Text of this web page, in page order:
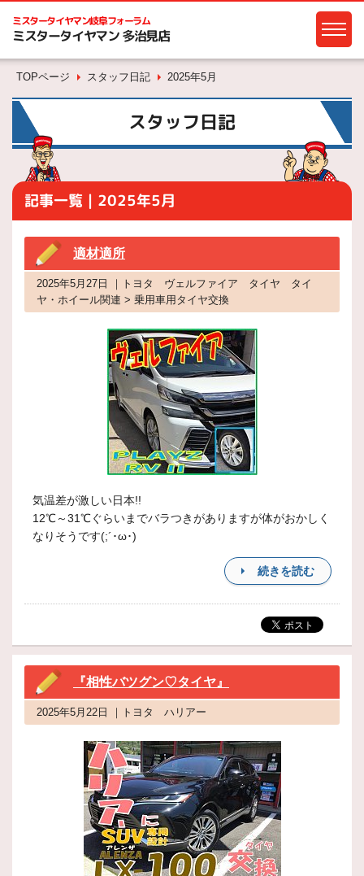
ミスタータイヤマン岐阜フォーラム
ミスタータイヤマン 多治見店
TOPページ スタッフ日記 2025年5月
スタッフ日記
記事一覧｜2025年5月
適材適所
2025年5月27日 ｜トヨタ ヴェルファイア タイヤ タイ
ヤ・ホイール関連 > 乗用車用タイヤ交換
気温差が激しい日本!!
12℃～31℃ぐらいまでバラつきがありますが体がおかしく
なりそうです(;´･ω･)
続きを読む
『相性バツグン♡タイヤ』
2025年5月22日 ｜トヨタ ハリアー